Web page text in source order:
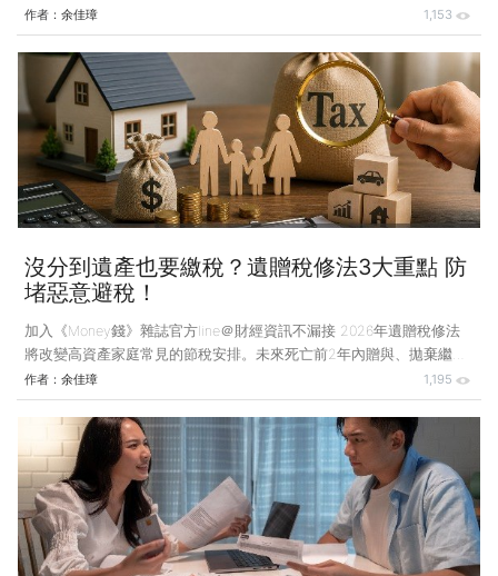
輩失智不只帶來照護問題，更牽動財產與決策權的分配考驗。 案例說
明：父失智 兒向法院聲請「監護宣告」 小帥的父親因年邁且罹患失智
症，已出現嚴重認知功能障礙，無法自理生活，也無法和他人溝通，甚
至對外界刺激也沒有任何反應，日常起居皆仰賴小帥照顧。 因父親持
續有醫療及照護需求，小帥希望以其帳戶存款支付相關費用，但父親已
無法表達意願。經與手足商量後，小帥決定向法院聲請「監護宣告」。
經法院審理，選定小帥為父親的監護人，小帥妹妹則為會
作者： 余佳璋 1,153
沒分到遺產也要繳稅？遺贈稅修法3大重點 防
堵惡意避稅！
加入《Money錢》雜誌官方line＠財經資訊不漏接 2026年遺贈稅修法
將改變高資產家庭常見的節稅安排。未來死亡前2年內贈與、拋棄繼承
與配偶分配權都將重新定義，稅負也會更加落實「租稅公平」原則。
案例說明：沒分到錢卻要繳納高額遺產稅？ 王先生經營事業有成，過
世前1年為了資助長子創業，豪氣贈與3,000萬元。王先生過世後，名下
遺產僅剩1,500萬元。根據現行法規，贈與長子的3,000萬元會被視為遺
產的一部分，因此遺產總額為4,500萬元。 因長子不想繳交遺產稅，有
意選擇拋棄繼承，剩下的遺產稅可能要由先前未受贈與的王太太與女兒
分擔。王太太想主張「剩餘財
作者： 余佳璋 1,195